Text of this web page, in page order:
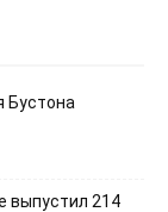
Бустона
выпустил 214